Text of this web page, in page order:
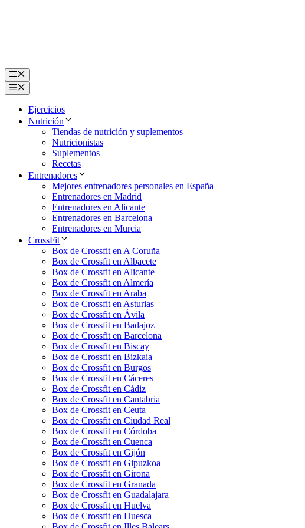
Menú
Menú
Ejercicios
Nutrición
Tiendas de nutrición y suplementos
Nutricionistas
Suplementos
Recetas
Entrenadores
Mejores entrenadores personales en España
Entrenadores en Madrid
Entrenadores en Alicante
Entrenadores en Barcelona
Entrenadores en Murcia
CrossFit
Box de Crossfit en A Coruña
Box de Crossfit en Albacete
Box de Crossfit en Alicante
Box de Crossfit en Almería
Box de Crossfit en Araba
Box de Crossfit en Asturias
Box de Crossfit en Ávila
Box de Crossfit en Badajoz
Box de Crossfit en Barcelona
Box de Crossfit en Biscay
Box de Crossfit en Bizkaia
Box de Crossfit en Burgos
Box de Crossfit en Cáceres
Box de Crossfit en Cádiz
Box de Crossfit en Cantabria
Box de Crossfit en Ceuta
Box de Crossfit en Ciudad Real
Box de Crossfit en Córdoba
Box de Crossfit en Cuenca
Box de Crossfit en Gijón
Box de Crossfit en Gipuzkoa
Box de Crossfit en Girona
Box de Crossfit en Granada
Box de Crossfit en Guadalajara
Box de Crossfit en Huelva
Box de Crossfit en Huesca